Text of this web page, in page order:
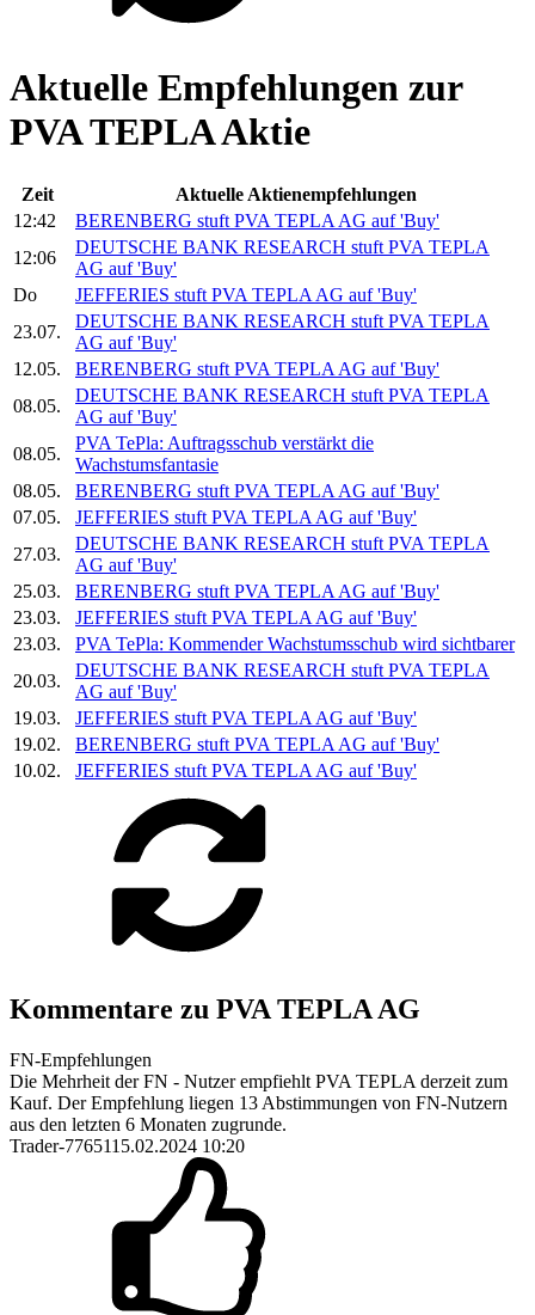
Aktuelle Empfehlungen zur
PVA TEPLA Aktie
Zeit
Aktuelle Aktienempfehlungen
12:42
BERENBERG stuft PVA TEPLA AG auf 'Buy'
12:06
DEUTSCHE BANK RESEARCH stuft PVA TEPLA
AG auf 'Buy'
Do
JEFFERIES stuft PVA TEPLA AG auf 'Buy'
23.07.
DEUTSCHE BANK RESEARCH stuft PVA TEPLA
AG auf 'Buy'
12.05.
BERENBERG stuft PVA TEPLA AG auf 'Buy'
08.05.
DEUTSCHE BANK RESEARCH stuft PVA TEPLA
AG auf 'Buy'
08.05.
PVA TePla: Auftragsschub verstärkt die
Wachstumsfantasie
08.05.
BERENBERG stuft PVA TEPLA AG auf 'Buy'
07.05.
JEFFERIES stuft PVA TEPLA AG auf 'Buy'
27.03.
DEUTSCHE BANK RESEARCH stuft PVA TEPLA
AG auf 'Buy'
25.03.
BERENBERG stuft PVA TEPLA AG auf 'Buy'
23.03.
JEFFERIES stuft PVA TEPLA AG auf 'Buy'
23.03.
PVA TePla: Kommender Wachstumsschub wird sichtbarer
20.03.
DEUTSCHE BANK RESEARCH stuft PVA TEPLA
AG auf 'Buy'
19.03.
JEFFERIES stuft PVA TEPLA AG auf 'Buy'
19.02.
BERENBERG stuft PVA TEPLA AG auf 'Buy'
10.02.
JEFFERIES stuft PVA TEPLA AG auf 'Buy'
Kommentare zu PVA TEPLA AG
FN-Empfehlungen
Die Mehrheit der FN - Nutzer empfiehlt PVA TEPLA derzeit zum
Kauf. Der Empfehlung liegen 13 Abstimmungen von FN-Nutzern
aus den letzten 6 Monaten zugrunde.
Trader-7765115.02.2024 10:20